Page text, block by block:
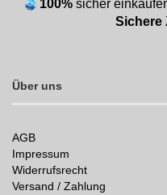
100% sicher
Sichere
Über uns
AGB
Impressum
Widerrufsrecht
Versand / Zahlung